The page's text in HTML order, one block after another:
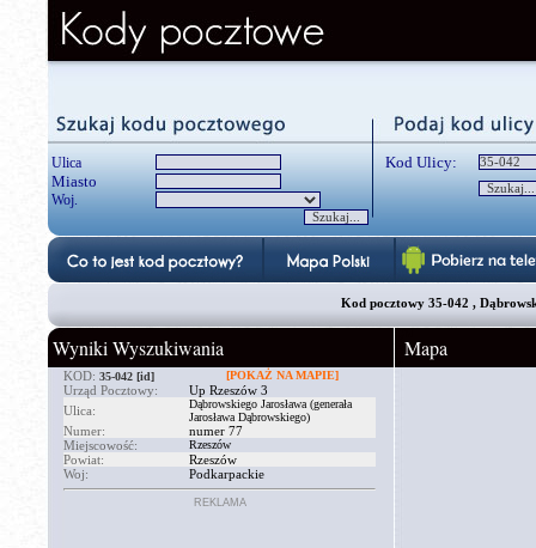
Ulica
Miasto
Woj.
Kod Ulicy:
Kod pocztowy 35-042 ,
Wyniki Wyszukiwania
KOD: 35-042 [id] [POKAŻ NA MAPIE]
Urząd Pocztowy:
Up Rzeszów 3
Ulica:
Dąbrowskiego Jarosława (generała
Jarosława Dąbrowskiego)
Numer:
numer 77
Miejscowość:
Rzeszów
Powiat:
Rzeszów
Woj:
Podkarpackie
REKLAMA
Mapa